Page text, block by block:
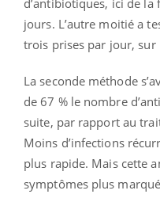
jours. L’autre moitié a
trois prises par jour, sur
La seconde méthode
de 67 % le nombre
suite, par rapport au
Moins d’infections
plus rapide. Mais cette
symptômes plus